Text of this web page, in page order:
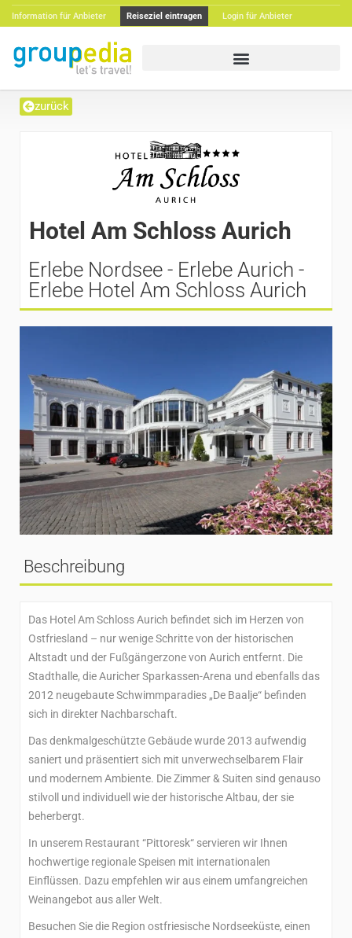
Information für Anbieter Reiseziel eintragen Login für Anbieter
zurück
Hotel Am Schloss Aurich
Erlebe Nordsee - Erlebe Aurich -
Erlebe Hotel Am Schloss Aurich
Beschreibung
Das Hotel Am Schloss Aurich befindet sich im Herzen von
Ostfriesland – nur wenige Schritte von der historischen
Altstadt und der Fußgängerzone von Aurich entfernt. Die
Stadthalle, die Auricher Sparkassen-Arena und ebenfalls das
2012 neugebaute Schwimmparadies „De Baalje“ befinden
sich in direkter Nachbarschaft.
Das denkmalgeschützte Gebäude wurde 2013 aufwendig
saniert und präsentiert sich mit unverwechselbarem Flair
und modernem Ambiente. Die Zimmer & Suiten sind genauso
stilvoll und individuell wie der historische Altbau, der sie
beherbergt.
In unserem Restaurant “Pittoresk“ servieren wir Ihnen
hochwertige regionale Speisen mit internationalen
Einflüssen. Dazu empfehlen wir aus einem umfangreichen
Weinangebot aus aller Welt.
Besuchen Sie die Region ostfriesische Nordseeküste, einen